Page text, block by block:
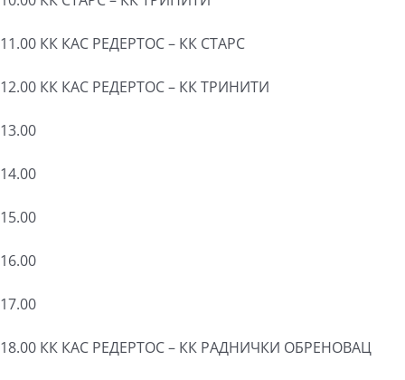
11.00 КК КАС РЕДЕРТОС – КК СТАРС
12.00 КК КАС РЕДЕРТОС – КК ТРИНИТИ
13.00
14.00
15.00
16.00
17.00
18.00 КК КАС РЕДЕРТОС – КК РАДНИЧКИ ОБРЕНОВАЦ